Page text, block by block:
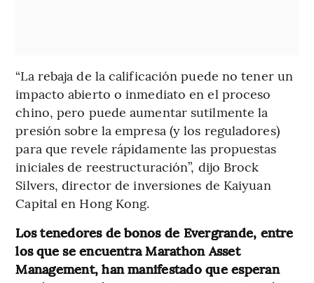
“La rebaja de la calificación puede no tener un
impacto abierto o inmediato en el proceso
chino, pero puede aumentar sutilmente la
presión sobre la empresa (y los reguladores)
para que revele rápidamente las propuestas
iniciales de reestructuración”, dijo Brock
Silvers, director de inversiones de Kaiyuan
Capital en Hong Kong.
Los tenedores de bonos de Evergrande, entre
los que se encuentra Marathon Asset
Management, han manifestado que esperan